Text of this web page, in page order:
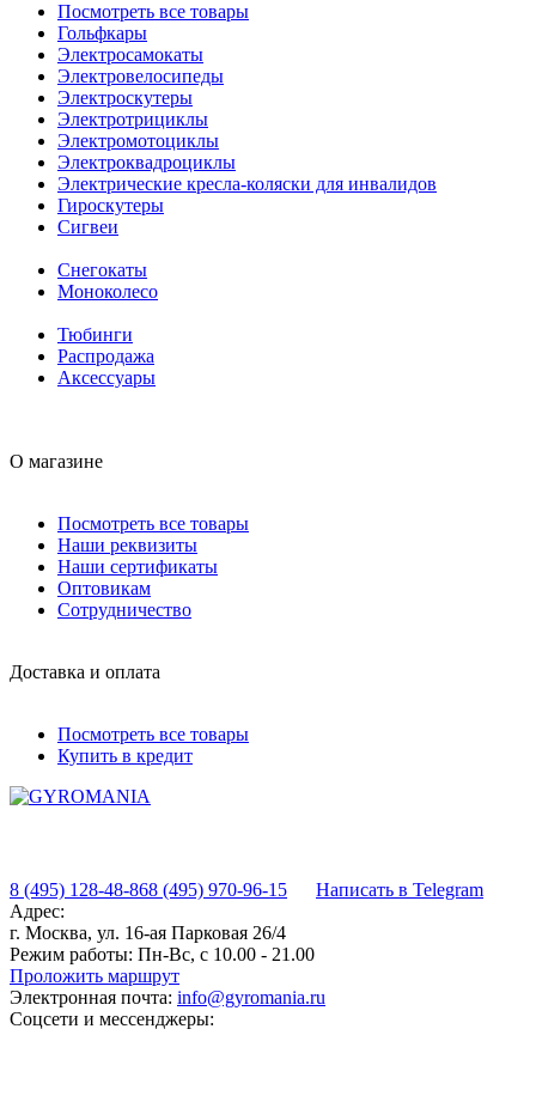
Посмотреть все товары
Гольфкары
Электросамокаты
Электровелосипеды
Электроскутеры
Электротрициклы
Электромотоциклы
Электроквадроциклы
Электрические кресла-коляски для инвалидов
Гироскутеры
Сигвеи
Снегокаты
Моноколесо
Тюбинги
Распродажа
Аксессуары
О магазине
Посмотреть все товары
Наши реквизиты
Наши сертификаты
Оптовикам
Сотрудничество
Доставка и оплата
Посмотреть все товары
Купить в кредит
8 (495) 128-48-868 (495) 970-96-15
Написать в Telegram
Адрес:
г. Москва, ул. 16-ая Парковая 26/4
Режим работы: Пн-Вс, с 10.00 - 21.00
Проложить маршрут
Электронная почта: info@gyromania.ru
Соцсети и мессенджеры: